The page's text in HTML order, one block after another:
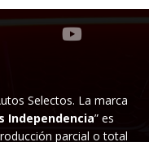
Selectos. La marca
Independencia” es
parcial o total